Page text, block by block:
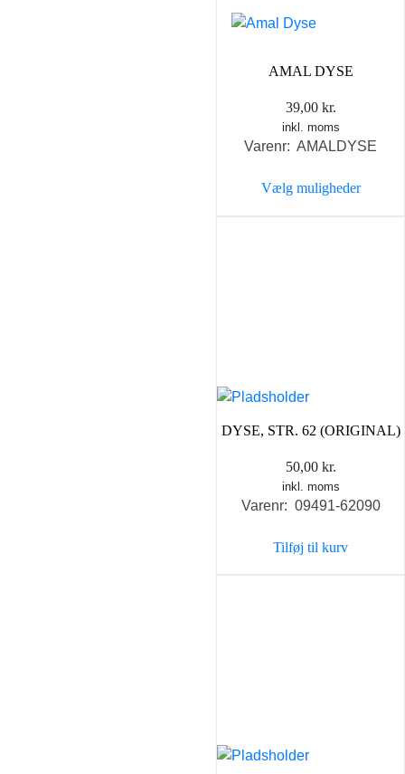
varesiden
AMAL DYSE
39,00 kr.
inkl. moms
Varenr: AMALDYSE
Vælg muligheder
DYSE, STR. 62 (ORIGINAL)
50,00 kr.
inkl. moms
Varenr: 09491-62090
Tilføj til kurv